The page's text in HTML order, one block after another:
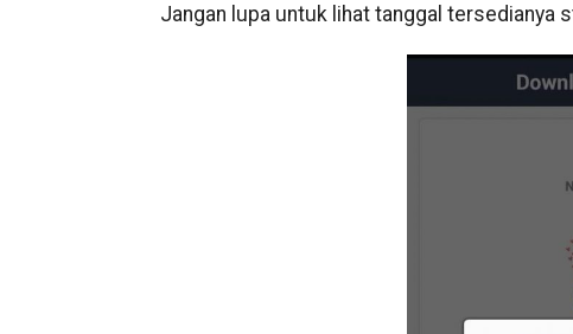
Jangan lupa untuk lihat tanggal tersedianya